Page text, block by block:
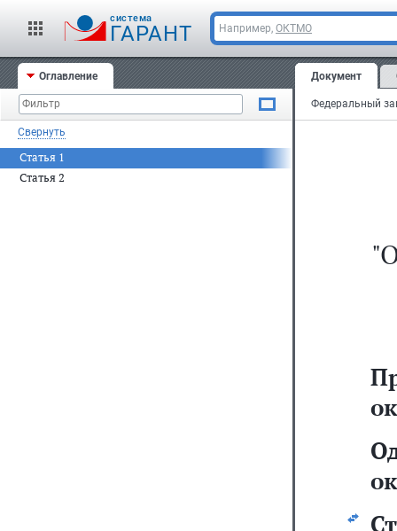
cистема
ГАРАНТ Например, ОКТМО
Оглавление
Свернуть
Статья 1
Статья 2
Документ